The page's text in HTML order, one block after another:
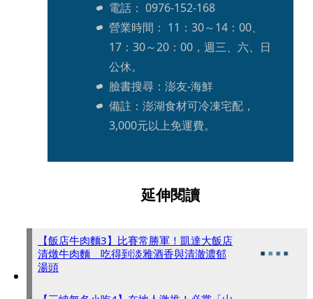
電話： 0976-152-168
營業時間： 11：30～14：00、
17：30～20：00，週三、六、日
公休。
臉書搜尋：澎友-海鮮
備註：澎湖食材可冷凍宅配，
3,000元以上免運費。
延伸閱讀
【飯店牛肉麵3】比賽常勝軍！凱達大飯店
清燉牛肉麵 吃得到淡雅酒香與清澈濃郁
湯頭